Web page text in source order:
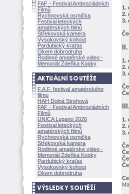
FAF - Festival Ambroziádních
Filmů
Rychnovská osmička
Festival leteckých
amatérských filmů
Střekovská kamera
Vysokovský kohout
Pardubický kraťas
Okem dobrodruha
Rodinné amatérské video -
Memoriál Zdeňka Kopky
F.A.F. festival amatérského
filmu
HAH Dolná Strehov
FAF - Festival Ambroziádních
Filmů
UNICA Lugano 2026
Festival leteckých
amatérských filmů
Rychnovská osmička
Střekovská kamera
Rodinné amatérské video -
Memoriál Zdeňka Kopky
Pardubický kraťas
Vysokovský kohout
Okem dobrodruha
1.
2.
3.
1.
2.
3.
1.
2.
3.